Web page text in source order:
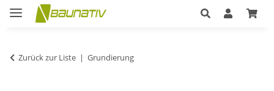
Zurück zur Liste Grundierung